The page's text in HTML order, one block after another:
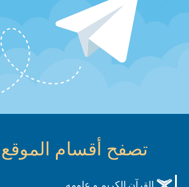
تصفح أقسام الموقع
القرآن الكريم و علومه